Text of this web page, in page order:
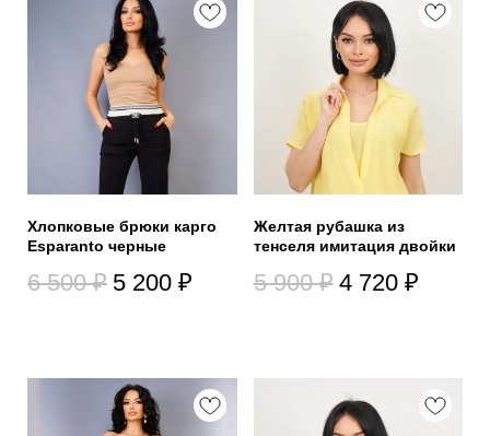
Хлопковые брюки карго
Esparanto черные
6 500₽ 5 200 ₽
Желтая рубашка из
тенселя имитация двойки
5 900₽ 4 720 ₽